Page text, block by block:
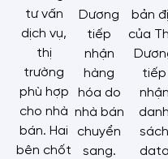
tư vấn
dịch vụ,
thị
trường
phù hợp
cho nhà
bán. Hai
bên chốt
Dương
tiếp
nhận
hàng
hóa do
nhà bán
chuyển
sang.
bản
của
tiếp
nhận
danh
sách
data